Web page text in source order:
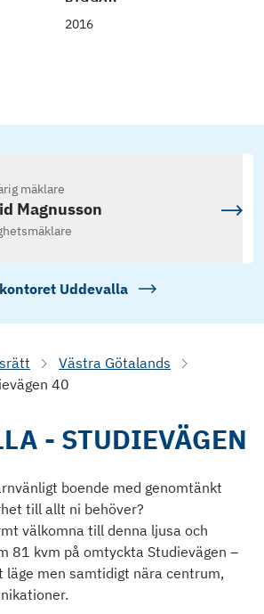
2016
mäklare
Magnusson
Uddevalla
Västra Götalands
40
- STUDIEVÄGEN
boende med genomtänkt
till allt ni behöver?
välkomna till denna ljusa och
81 kvm på omtyckta Studievägen –
men samtidigt nära centrum,